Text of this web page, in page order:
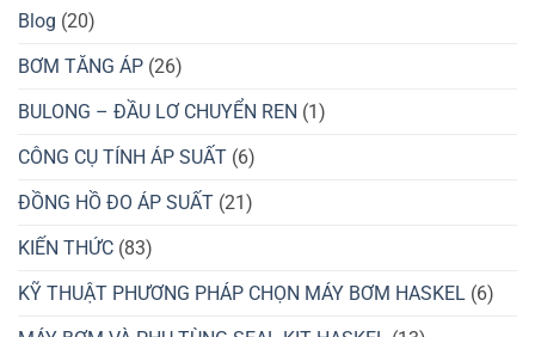
Nát
Dưới
Sâu?
Blog (20)
BƠM TĂNG ÁP (26)
BULONG – ĐẦU LƠ CHUYỂN REN (1)
CÔNG CỤ TÍNH ÁP SUẤT (6)
ĐỒNG HỒ ĐO ÁP SUẤT (21)
KIẾN THỨC (83)
KỸ THUẬT PHƯƠNG PHÁP CHỌN MÁY BƠM HASKEL (6)